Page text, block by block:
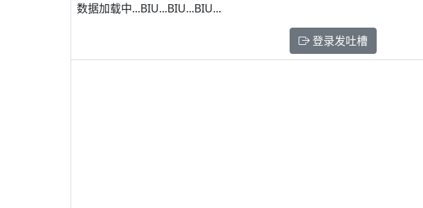
数据加载中...BIU...BIU...BIU...
登录发吐槽